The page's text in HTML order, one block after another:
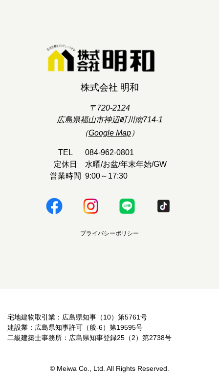
株式会社 明和
〒720-2124
広島県福山市神辺町川南714-1
（Google Map）
TEL
084-962-0801
定休日
水曜/お盆/年末年始/GW
営業時間 9:00～17:30
プライバシーポリシー
宅地建物取引業：広島県知事（10）第5761号
建設業：広島県知事許可（般-6）第19595号
二級建築士事務所：広島県知事登録25（2）第2738号
© Meiwa Co., Ltd. All Rights Reserved.